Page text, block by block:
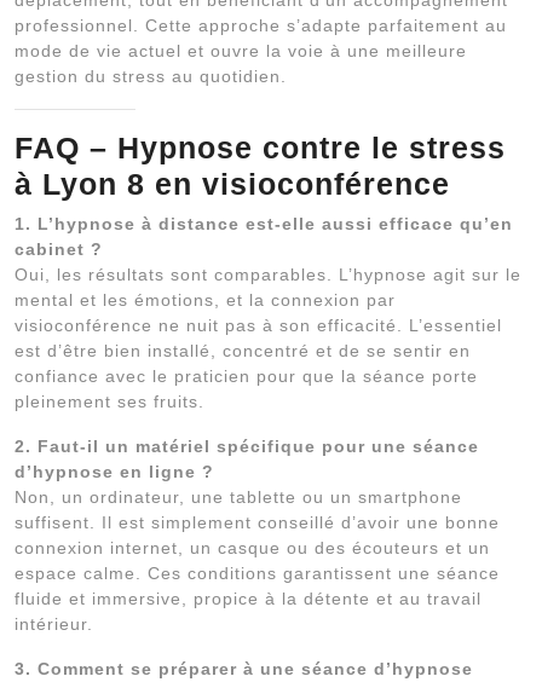
professionnel. Cette approche s’adapte parfaitement au
mode de vie actuel et ouvre la voie à une meilleure
gestion du stress au quotidien.
FAQ – Hypnose contre le stress
à Lyon 8 en visioconférence
1. L’hypnose à distance est-elle aussi efficace qu’en
cabinet ?
Oui, les résultats sont comparables. L’hypnose agit sur le
mental et les émotions, et la connexion par
visioconférence ne nuit pas à son efficacité. L’essentiel
est d’être bien installé, concentré et de se sentir en
confiance avec le praticien pour que la séance porte
pleinement ses fruits.
2. Faut-il un matériel spécifique pour une séance
d’hypnose en ligne ?
Non, un ordinateur, une tablette ou un smartphone
suffisent. Il est simplement conseillé d’avoir une bonne
connexion internet, un casque ou des écouteurs et un
espace calme. Ces conditions garantissent une séance
fluide et immersive, propice à la détente et au travail
intérieur.
3. Comment se préparer à une séance d’hypnose